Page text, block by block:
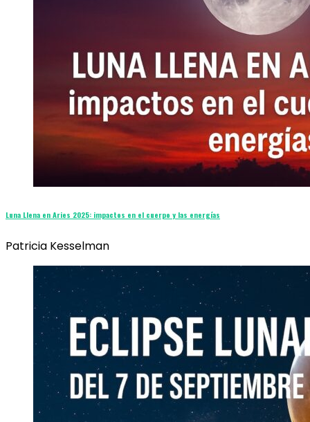
Luna Llena en Aries 2025: impactos en el cuerpo y las energías
Patricia Kesselman